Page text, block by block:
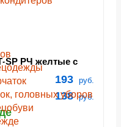
головных уборов
SР РЧ желтые с
193 руб.
138 руб.